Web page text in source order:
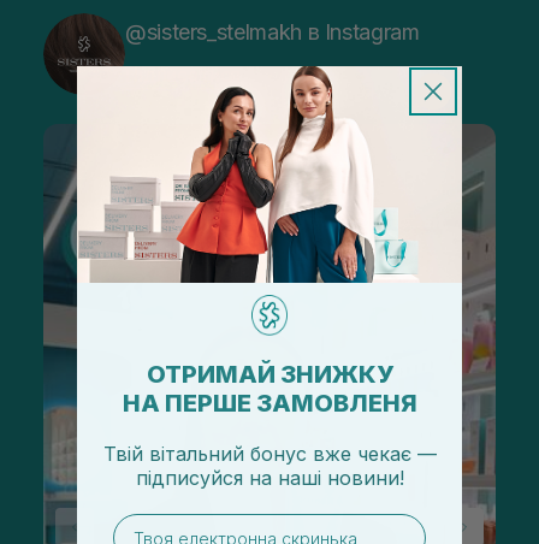
@sisters_stelmakh в Instagram
ОТРИМАЙ ЗНИЖКУ
НА ПЕРШЕ ЗАМОВЛЕНЯ
Твій вітальний бонус вже чекає —
підписуйся на наші новини!
email